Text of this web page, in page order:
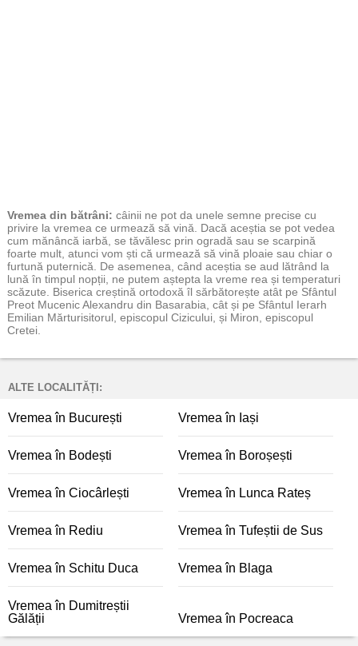
Vremea din bătrâni: câinii ne pot da unele semne precise cu
privire la vremea ce urmează să vină. Dacă aceștia se pot vedea
cum mănâncă iarbă, se tăvălesc prin ogradă sau se scarpină
foarte mult, atunci vom ști că urmează să vină ploaie sau chiar o
furtună puternică. De asemenea, când aceștia se aud lătrând la
lună în timpul nopții, ne putem aștepta la vreme rea și temperaturi
scăzute. Biserica creștină ortodoxă îl sărbătorește atât pe Sfântul
Preot Mucenic Alexandru din Basarabia, cât și pe Sfântul Ierarh
Emilian Mărturisitorul, episcopul Cizicului, și Miron, episcopul
Cretei.
ALTE LOCALITĂȚI:
Vremea în București Vremea în Iași
Vremea în Bodești Vremea în Boroșești
Vremea în Ciocârlești Vremea în Lunca Rateș
Vremea în Rediu Vremea în Tufeștii de Sus
Vremea în Schitu Duca Vremea în Blaga
Vremea în Dumitreștii
Gălății
Vremea în Pocreaca